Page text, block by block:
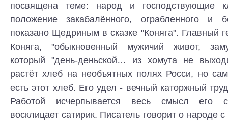
посвящена теме: народ и господствующие
положение закабалённого, ограбленного и
показано Щедриным в сказке "Коняга". Главный
Коняга, "обыкновенный мужичий живот,
который "день-деньской… из хомута не
растёт хлеб на необъятных полях Росси, но
есть этот хлеб. Его удел - вечный каторжный
Работой исчерпывается весь смысл его
восклицает сатирик. Писатель говорит о народе